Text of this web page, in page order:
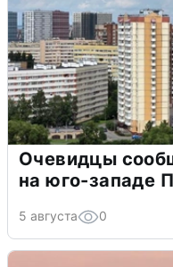
Очевидцы
на юго-западе
5 августа 0